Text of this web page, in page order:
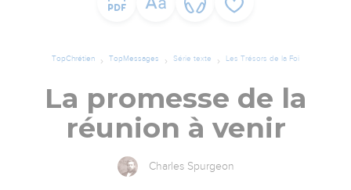
TopChrétien TopMessages Série texte Les Trésors de la Foi
La promesse de la
réunion à venir
Charles Spurgeon